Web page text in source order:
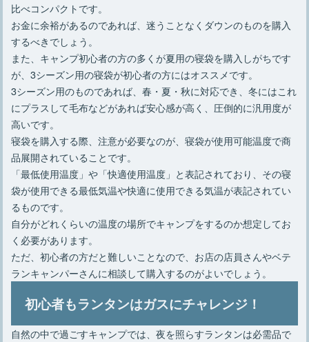
比べコンパクトです。
お金に余裕があるのであれば、迷うことなくダウンのものを購入
するべきでしょう。
また、キャンプ初心者の方の多くが夏用の寝袋を購入しがちです
が、3シーズン用の寝袋が初心者の方にはオススメです。
3シーズン用のものであれば、春・夏・秋に対応でき、冬にはこれ
にプラスして毛布などがあれば安心感が高く、圧倒的に汎用度が
高いです。
寝袋を購入する際、注意が必要なのが、寝袋が使用可能温度で商
品展開されていることです。
「最低使用温度」や「快適使用温度」と表記されており、その寝
袋が使用できる最低気温や快適に使用できる気温が表記されてい
るものです。
自分がどれくらいの温度の場所でキャンプをするのか想定してお
く必要があります。
ただ、初心者の方だと難しいことなので、お店の店員さんやベテ
ランキャンパーさんに相談して購入するのがよいでしょう。
初心者もランタンはガスにチャレンジ！
自然の中で過ごすキャンプでは、夜を照らすランタンは必需品で